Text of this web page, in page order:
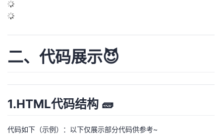
二、代码展示😈
1.HTML代码结构 🧱
代码如下（示例）：以下仅展示部分代码供参考~